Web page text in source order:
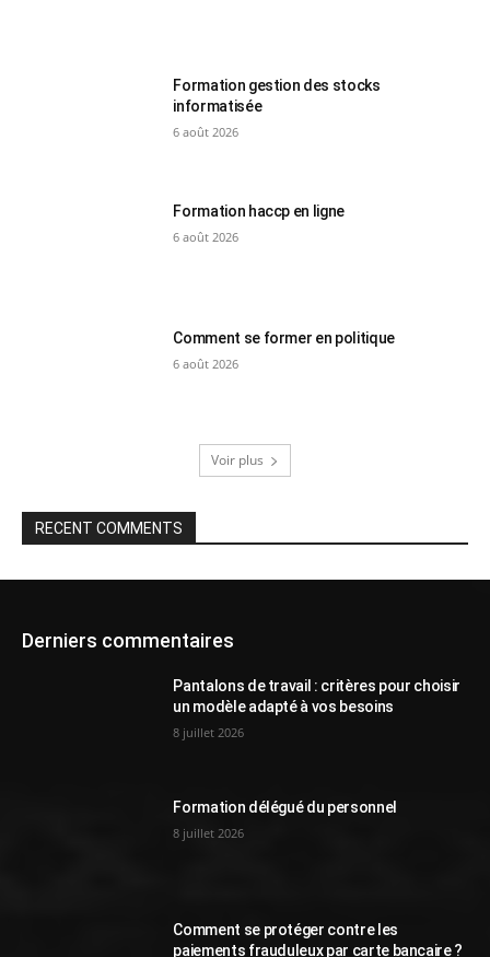
Formation gestion des stocks
informatisée
6 août 2026
Formation haccp en ligne
6 août 2026
Comment se former en politique
6 août 2026
Voir plus
RECENT COMMENTS
Derniers commentaires
Pantalons de travail : critères pour choisir
un modèle adapté à vos besoins
8 juillet 2026
Formation délégué du personnel
8 juillet 2026
Comment se protéger contre les
paiements frauduleux par carte bancaire ?